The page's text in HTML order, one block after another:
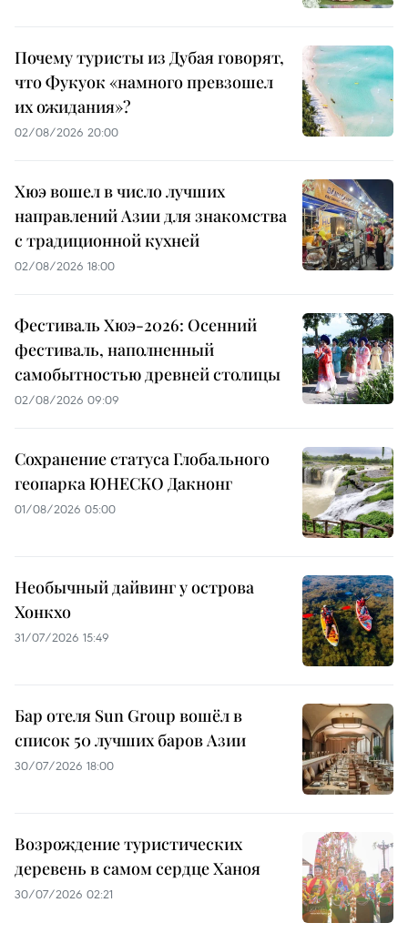
Почему туристы из Дубая говорят,
что Фукуок «намного превзошел
их ожидания»?
02/08/2026 20:00
Хюэ вошел в число лучших
направлений Азии для знакомства
с традиционной кухней
02/08/2026 18:00
Фестиваль Хюэ-2026: Осенний
фестиваль, наполненный
самобытностью древней столицы
02/08/2026 09:09
Сохранение статуса Глобального
геопарка ЮНЕСКО Дакнонг
01/08/2026 05:00
Необычный дайвинг у острова
Хонкхо
31/07/2026 15:49
Бар отеля Sun Group вошёл в
список 50 лучших баров Азии
30/07/2026 18:00
Возрождение туристических
деревень в самом сердце Ханоя
30/07/2026 02:21